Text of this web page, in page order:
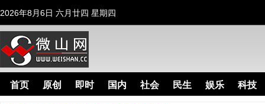
2026年8月6日 六月廿四 星期四
首页 原创 即时 国内 社会 民生 娱乐 科技